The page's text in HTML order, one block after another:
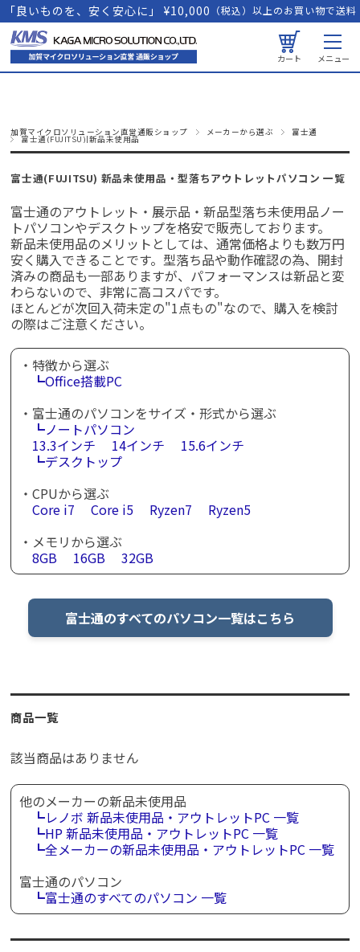
「良いものを、安く安心に」 ¥10,000 （税込）以上のお買い物で送料
カート メニュー
加賀マイクロソリューション直営通販ショップ メーカーから選ぶ 富士通
富士通(FUJITSU)|新品未使用品
富士通(FUJITSU) 新品未使用品・型落ちアウトレットパソコン 一覧
富士通のアウトレット・展示品・新品型落ち未使用品ノー
トパソコンやデスクトップを格安で販売しております。
新品未使用品のメリットとしては、通常価格よりも数万円
安く購入できることです。型落ち品や動作確認の為、開封
済みの商品も一部ありますが、パフォーマンスは新品と変
わらないので、非常に高コスパです。
ほとんどが次回入荷未定の"1点もの"なので、購入を検討
の際はご注意ください。
・特徴から選ぶ
┗Office搭載PC
・富士通のパソコンをサイズ・形式から選ぶ
┗ノートパソコン
13.3インチ
14インチ
15.6インチ
┗デスクトップ
・CPUから選ぶ
Core i7
Core i5 Ryzen7
Ryzen5
・メモリから選ぶ
8GB
16GB 32GB
富士通のすべてのパソコン一覧はこちら
商品一覧
該当商品はありません
他のメーカーの新品未使用品
┗レノボ 新品未使用品・アウトレットPC 一覧
┗HP 新品未使用品・アウトレットPC 一覧
┗全メーカーの新品未使用品・アウトレットPC 一覧
富士通のパソコン
┗富士通のすべてのパソコン 一覧